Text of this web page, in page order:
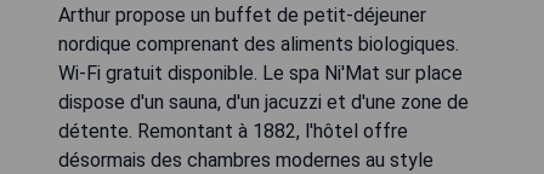
Arthur propose un buffet de petit-déjeuner
nordique comprenant des aliments biologiques.
Wi-Fi gratuit disponible. Le spa Ni'Mat sur place
dispose d'un sauna, d'un jacuzzi et d'une zone de
détente. Remontant à 1882, l'hôtel offre
désormais des chambres modernes au style